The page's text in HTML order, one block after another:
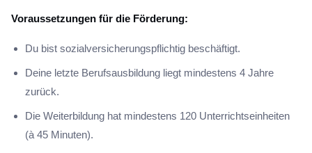
Voraussetzungen für die Förderung:
Du bist sozialversicherungspflichtig beschäftigt.
Deine letzte Berufsausbildung liegt mindestens 4 Jahre
zurück.
Die Weiterbildung hat mindestens 120 Unterrichtseinheiten
(à 45 Minuten).